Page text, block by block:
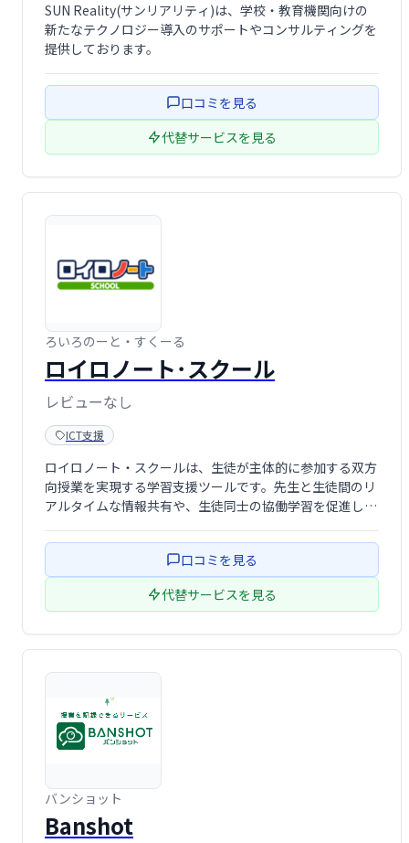
SUN Reality(サンリアリティ)は、学校・教育機関向けの
新たなテクノロジー導入のサポートやコンサルティングを
提供しております。
口コミを見る
代替サービスを見る
ろいろのーと・すくーる
ロイロノート･スクール
レビューなし
ICT支援
ロイロノート・スクールは、生徒が主体的に参加する双方
向授業を実現する学習支援ツールです。先生と生徒間のリ
アルタイムな情報共有や、生徒同士の協働学習を促進しま
ポートします。
口コミを見る
代替サービスを見る
バンショット
Banshot